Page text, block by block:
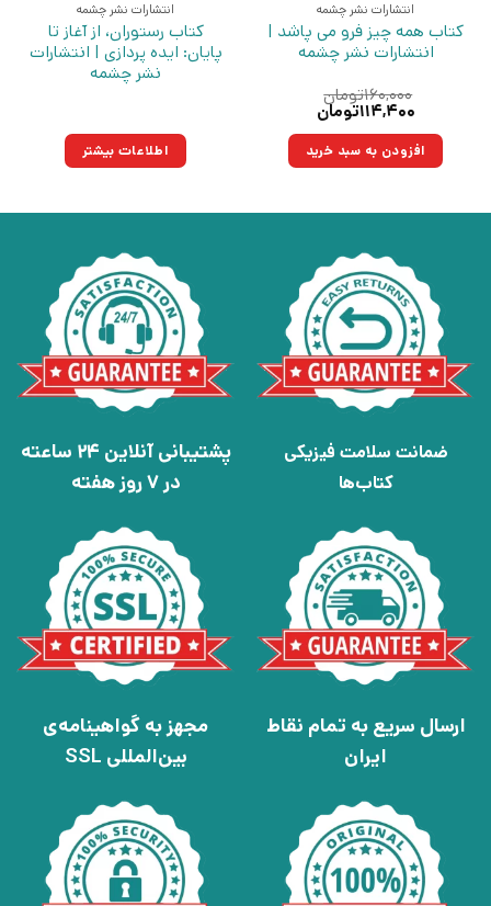
انتشارات نشر چشمه
کتاب همه چیز فرو می پاشد |
انتشارات نشر چشمه
۱۶۰,۰۰۰تومان
قیمت
۱۶۰,۰۰۰تومان
بود.
۱۱۴,۴۰۰تومان
۱۱۴,۴۰۰تومان.افزودن به سبد خرید
انتشارات نشر چشمه
کتاب رستوران، از آغاز تا
پایان: ایده پردازی | انتشارات
نشر چشمه
اطلاعات بیشتر
ضمانت سلامت فیزیکی
کتاب‌ها
پشتیبانی آنلاین 24 ساعته
در 7 روز هفته
ارسال سریع به تمام نقاط
ایران
مجهز به گواهینامه‌ی
بین‌المللی SSL